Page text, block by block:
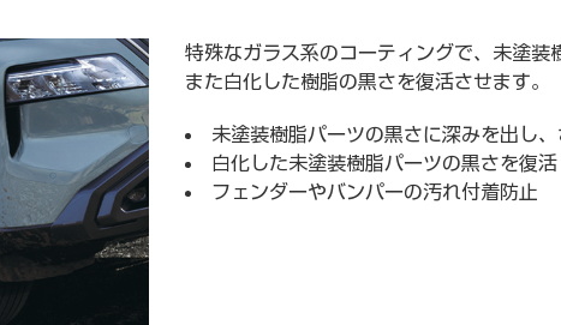
特殊なガラス系のコーティングで、未塗装
また白化した樹脂の黒さを復活させます。
未塗装樹脂パーツの黒さに深みを出し
白化した未塗装樹脂パーツの黒さを復活
フェンダーやバンパーの汚れ付着防止